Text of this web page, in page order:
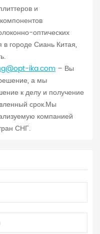
и
оптических
городе Сиань Китая,
ika.com – Вы
а мы
к делу и получение
срок.Мы
компанией
СНГ.